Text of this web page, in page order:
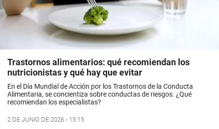
Trastornos alimentarios: qué recomiendan los
nutricionistas y qué hay que evitar
En el Día Mundial de Acción por los Trastornos de la Conducta
Alimentaria, se concientiza sobre conductas de riesgos. ¿Qué
recomiendan los especialistas?
2 DE JUNIO DE 2026 - 15:15